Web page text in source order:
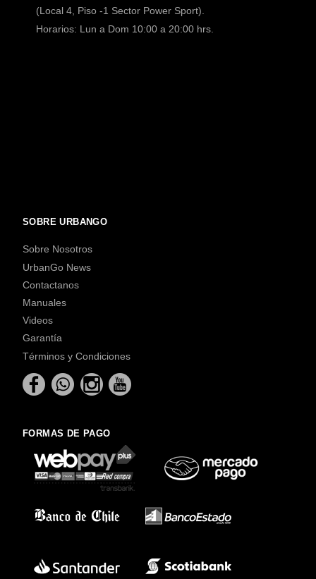
(Local 4, Piso -1 Sector Power Sport).
Horarios: Lun a Dom 10:00 a 20:00 hrs.
SOBRE URBANGO
Sobre Nosotros
UrbanGo News
Contactanos
Manuales
Videos
Garantía
Términos y Condiciones
FORMAS DE PAGO